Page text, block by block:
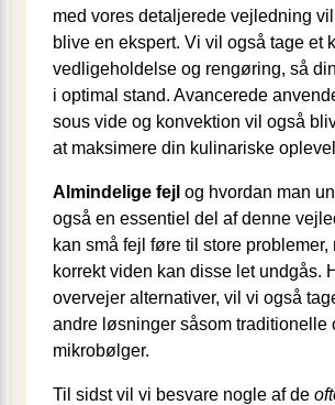
med vores detaljerede vejledning
blive en ekspert. Vi vil også tage et
vedligeholdelse og rengøring, så
i optimal stand. Avancerede
sous vide og konvektion vil også
at maksimere din kulinariske
Almindelige fejl og hvordan man
også en essentiel del af denne
kan små fejl føre til store problemer,
korrekt viden kan disse let undgås.
overvejer alternativer, vil vi også
andre løsninger såsom traditionelle
mikrobølger.
Til sidst vil vi besvare nogle af de